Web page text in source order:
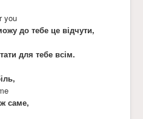
you
до тебе це відчути,
для тебе всім.
саме,